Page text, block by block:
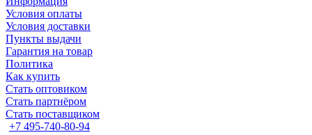
Условия оплаты
Условия доставки
Пункты выдачи
Гарантия на товар
Политика
Как купить
Стать оптовиком
Стать партнёром
Стать поставщиком
+7 495-740-80-94